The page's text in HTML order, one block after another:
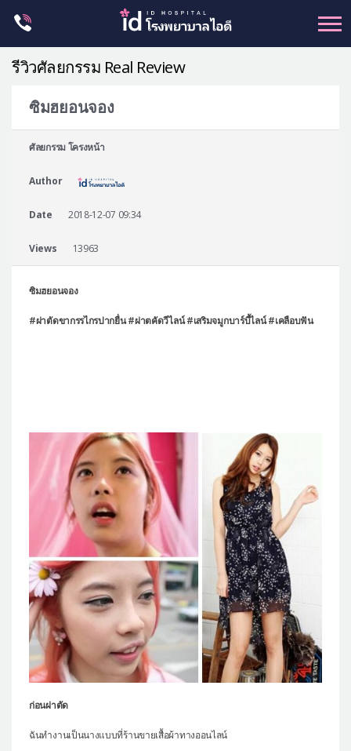
ศัลยกรรม โครงหน้า
หน้าอก
ร่างกาย-สัดส่วน
ศัลยกรรมผู้ชาย
แนะนำโรงพยาบาลไอดี
ศัลยกรรมอย่างปลอดภัย
ปรึกษาทางออนไลน์
Real Selfie Review
รีวิวศัลยกรรม Real Review
ซิมฮยอนจอง
ศัลยกรรม โครงหน้า
Author
Date 2018-12-07 09:34
Views 13963
ซิมฮยอนจอง
#ผ่าตัดขากรรไกรปากยื่น #ผ่าตคัดวีไลน์ #เสริมจมูกบาร์บี้ไลน์ #เคลือบฟัน
ก่อนผ่าตัด
ฉันทำงานเป็นนางแบบที่ร้านขายเสื้อผ้าทางออนไลน์